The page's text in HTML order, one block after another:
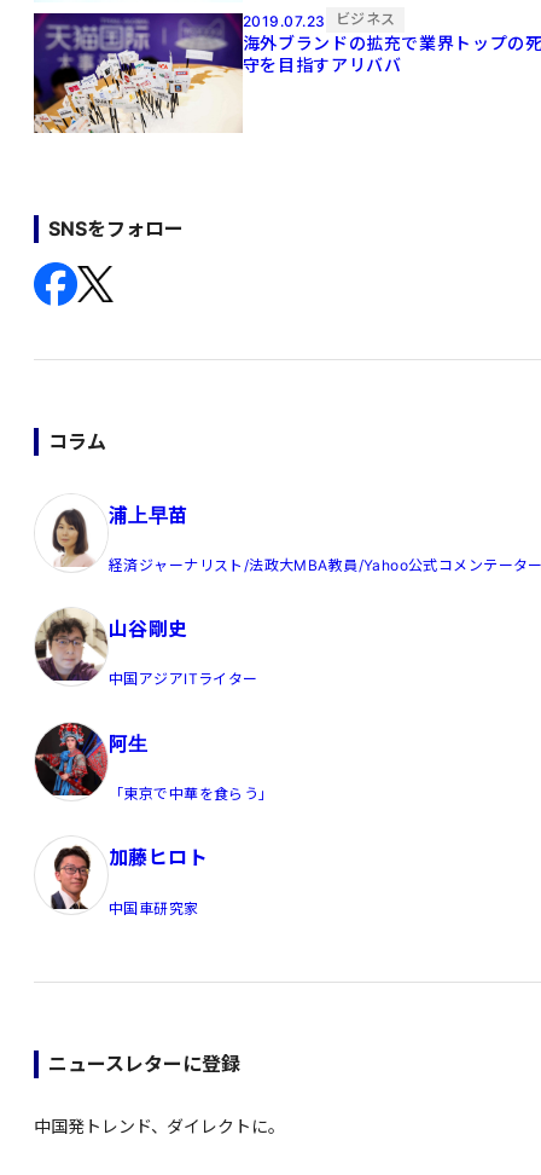
2019.07.23 ビジネス
海外ブランドの拡充で業界トップの
守を目指すアリババ
SNSをフォロー
コラム
浦上早苗
経済ジャーナリスト/法政大MBA教員/Yahoo公式コメンテータ
山谷剛史
中国アジアITライター
阿生
「東京で中華を食らう」
加藤ヒロト
中国車研究家
ニュースレターに登録
中国発トレンド、ダイレクトに。